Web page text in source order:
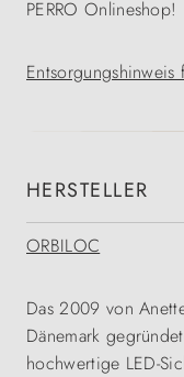
PERRO Onlineshop!
HERSTELLER
ORBILOC
Das 2009 von
Dänemark
hochwertige LED-